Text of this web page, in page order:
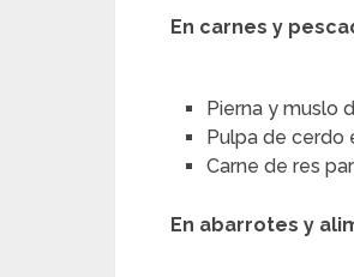
En carnes y
Pierna y muslo
Pulpa de cerdo
Carne de res
En abarrotes y